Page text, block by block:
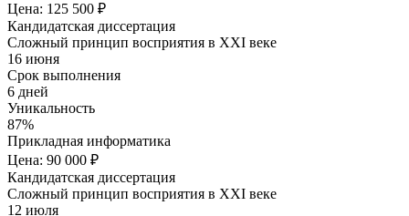
Цена: 125 500 ₽
Кандидатская диссертация
Сложный принцип восприятия в XXI веке
16 июня
Срок выполнения
6 дней
Уникальность
87%
Прикладная информатика
Цена: 90 000 ₽
Кандидатская диссертация
Сложный принцип восприятия в XXI веке
12 июля